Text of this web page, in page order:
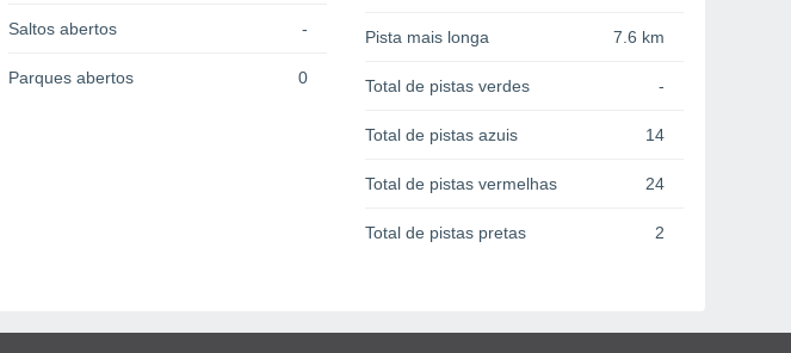
Saltos abertos -
Parques abertos 0
Pista mais longa 7.6 km
Total de pistas verdes -
Total de pistas azuis 14
Total de pistas vermelhas 24
Total de pistas pretas 2